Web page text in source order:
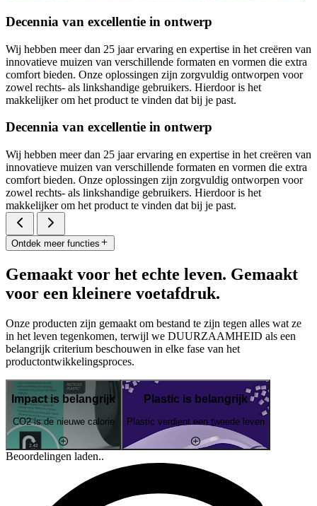
Decennia van excellentie in ontwerp
Wij hebben meer dan 25 jaar ervaring en expertise in het creëren van
innovatieve muizen van verschillende formaten en vormen die extra
comfort bieden. Onze oplossingen zijn zorgvuldig ontworpen voor
zowel rechts- als linkshandige gebruikers. Hierdoor is het
makkelijker om het product te vinden dat bij je past.
Decennia van excellentie in ontwerp
Wij hebben meer dan 25 jaar ervaring en expertise in het creëren van
innovatieve muizen van verschillende formaten en vormen die extra
comfort bieden. Onze oplossingen zijn zorgvuldig ontworpen voor
zowel rechts- als linkshandige gebruikers. Hierdoor is het
makkelijker om het product te vinden dat bij je past.
Ontdek meer functies
Gemaakt voor het echte leven. Gemaakt
voor een kleinere voetafdruk.
Onze producten zijn gemaakt om bestand te zijn tegen alles wat ze
in het leven tegenkomen, terwijl we DUURZAAMHEID als een
belangrijk criterium beschouwen in elke fase van het
productontwikkelingsproces.
Impact is belangrijk
CO2 is de nieuwe calorie
Plastic is belangrijk
Plastic verdient een tweede leven
Beoordelingen laden..